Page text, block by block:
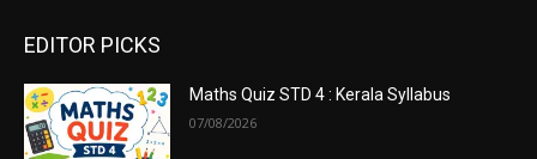
EDITOR PICKS
Maths Quiz STD 4 : Kerala Syllabus
07/08/2026